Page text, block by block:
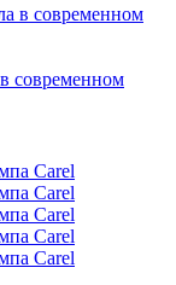
современном